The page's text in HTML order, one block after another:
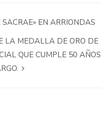
EN ARRIONDAS
LA MEDALLA DE ORO DE
QUE CUMPLE 50 AÑOS